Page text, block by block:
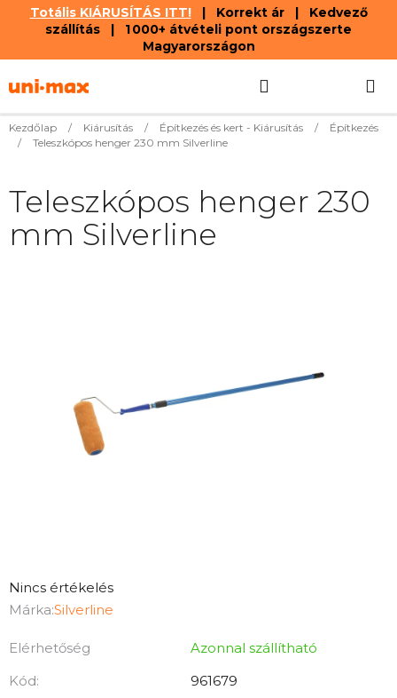
Totális KIÁRUSÍTÁS ITT!| Korrekt ár | Kedvező
szállítás | 1 000+ átvételi pont országszerte
Magyarországon
tartalomhoz
KOSÁR
Kezdőlap / Kiárusítás / Építkezés és kert - Kiárusítás /
Építkezés
/
Teleszkópos henger 230 mm Silverline
A
termék
értékelése
5-
Nincs értékelés
Márka:Silverline
Elérhetőség
Azonnal szállítható
Kód:
961679
Teleszkópos henger 230
mm Silverline